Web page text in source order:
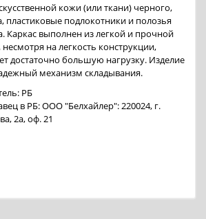
кожи (или ткани) черного,
пластиковые подлокотники и полозья
Каркас выполнен из легкой и прочной
на легкость конструкции,
достаточно большую нагрузку. Изделие
механизм складывания.
РБ
в РБ: ООО "Белхайлер": 220024, г.
2а, оф. 21